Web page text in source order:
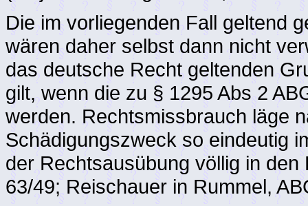
Die im vorliegenden Fall geltend
wären daher selbst dann nicht
das deutsche Recht geltenden
gilt, wenn die zu § 1295 Abs 2
werden. Rechtsmissbrauch läge
Schädigungszweck so eindeutig
der Rechtsausübung völlig in
63/49; Reischauer in Rummel,